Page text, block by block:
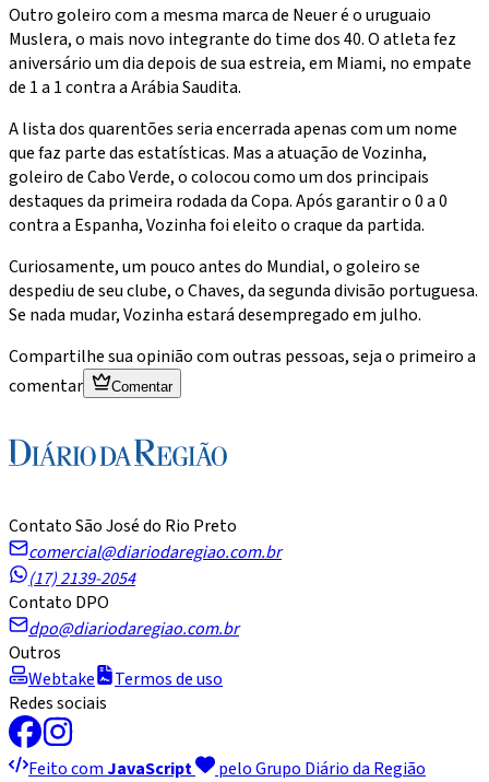
Outro goleiro com a mesma marca de Neuer é o uruguaio
Muslera, o mais novo integrante do time dos 40. O atleta fez
aniversário um dia depois de sua estreia, em Miami, no empate
de 1 a 1 contra a Arábia Saudita.
A lista dos quarentões seria encerrada apenas com um nome
que faz parte das estatísticas. Mas a atuação de Vozinha,
goleiro de Cabo Verde, o colocou como um dos principais
destaques da primeira rodada da Copa. Após garantir o 0 a 0
contra a Espanha, Vozinha foi eleito o craque da partida.
Curiosamente, um pouco antes do Mundial, o goleiro se
despediu de seu clube, o Chaves, da segunda divisão portuguesa.
Se nada mudar, Vozinha estará desempregado em julho.
Compartilhe sua opinião com outras pessoas, seja o primeiro a
comentar
Comentar
Contato São José do Rio Preto
comercial@diariodaregiao.com.br
(17) 2139-2054
Contato DPO
dpo@diariodaregiao.com.br
Outros
Webtake
Termos de uso
Redes sociais
Feito comJavaScript pelo Grupo Diário da Região